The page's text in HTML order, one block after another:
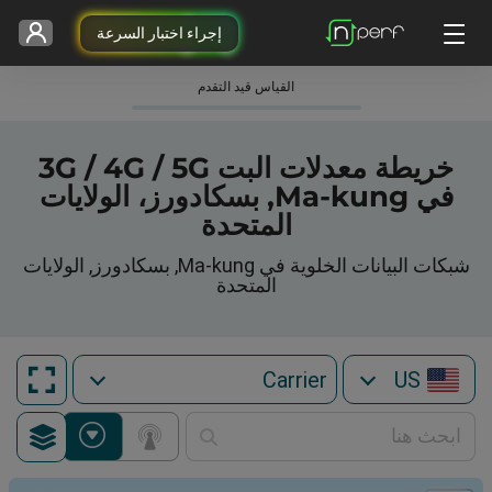
إجراء اختبار السرعة
القياس قيد التقدم
خريطة معدلات البت 3G / 4G / 5G
في Ma-kung, بسكادورز، الولايات
المتحدة
شبكات البيانات الخلوية في Ma-kung, بسكادورز, الولايات
المتحدة
US